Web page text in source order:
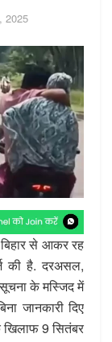
2025
से आकर रह
की है. दरअसल,
के मस्जिद में
जानकारी दिए
9 सितंबर